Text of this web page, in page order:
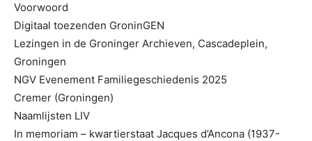
Voorwoord
Digitaal toezenden GroninGEN
Lezingen in de Groninger Archieven, Cascadeplein,
Groningen
NGV Evenement Familiegeschiedenis 2025
Cremer (Groningen)
Naamlijsten LIV
In memoriam – kwartierstaat Jacques d’Ancona (1937-